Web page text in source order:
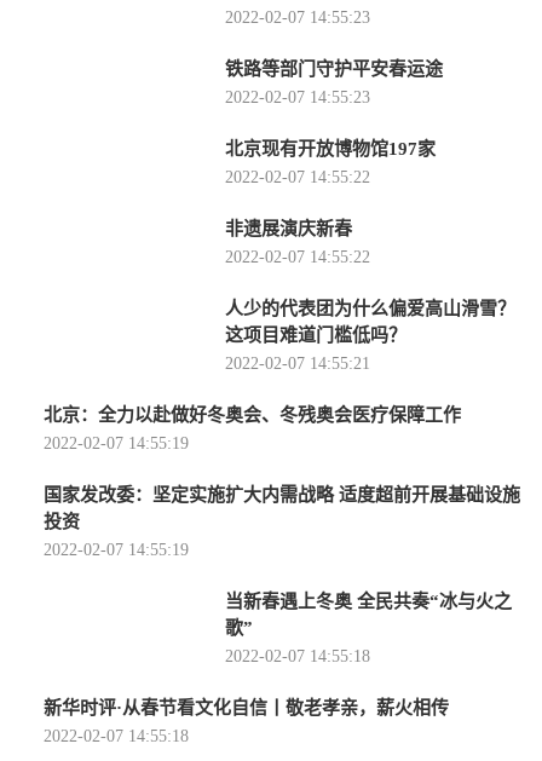
势
2022-02-07 14:55:23
铁路等部门守护平安春运途
2022-02-07 14:55:23
北京现有开放博物馆197家
2022-02-07 14:55:22
非遗展演庆新春
2022-02-07 14:55:22
人少的代表团为什么偏爱高山滑雪？
这项目难道门槛低吗？
2022-02-07 14:55:21
北京：全力以赴做好冬奥会、冬残奥会医疗保障工作
2022-02-07 14:55:19
国家发改委：坚定实施扩大内需战略 适度超前开展基础设施
投资
2022-02-07 14:55:19
当新春遇上冬奥 全民共奏“冰与火之
歌”
2022-02-07 14:55:18
新华时评·从春节看文化自信丨敬老孝亲，薪火相传
2022-02-07 14:55:18